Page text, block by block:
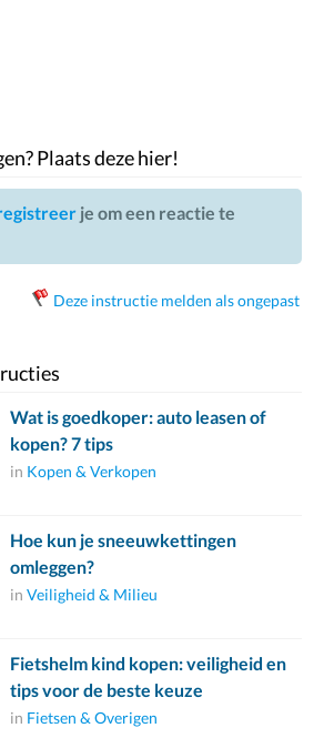
Plaats deze hier!
je om een reactie te
Deze instructie melden als ongepast
Wat is goedkoper: auto leasen of
kopen? 7 tips
in Kopen & Verkopen
Hoe kun je sneeuwkettingen
omleggen?
in Veiligheid & Milieu
Fietshelm kind kopen: veiligheid en
tips voor de beste keuze
in Fietsen & Overigen